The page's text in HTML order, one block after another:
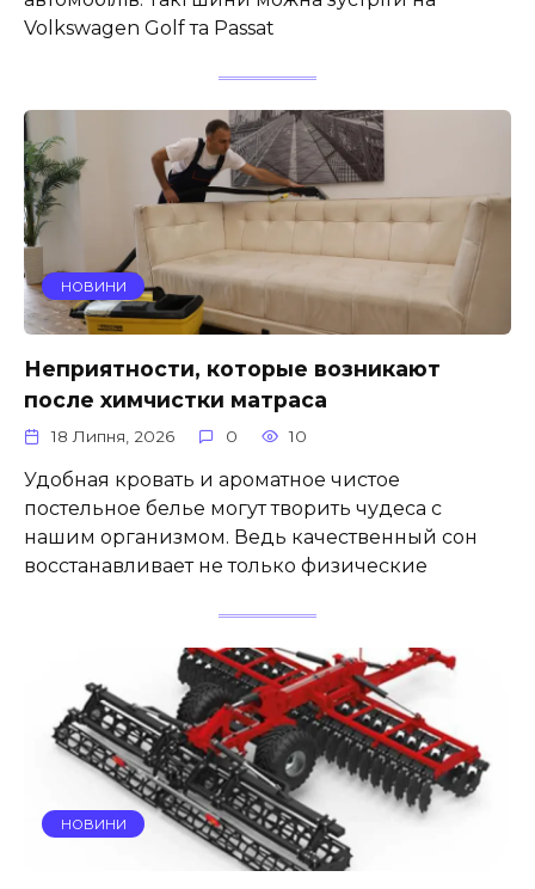
Volkswagen Golf та Passat
НОВИНИ
Неприятности, которые возникают
после химчистки матраса
18 Липня, 2026 0 10
Удобная кровать и ароматное чистое
постельное белье могут творить чудеса с
нашим организмом. Ведь качественный сон
восстанавливает не только физические
НОВИНИ